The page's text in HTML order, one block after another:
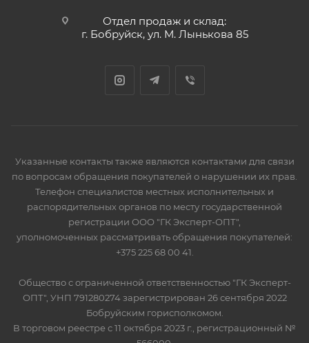
Отдел продаж и склад:
г. Бобруйск, ул. М. Лынькова 85
Указанные контакты также являются контактами для связи
по вопросам обращения покупателей о нарушении их прав.
Телефон специалистов местных исполнительных и
распорядительных органов по месту государственной
регистрации ООО "ГК Эксперт-ОПТ",
уполномоченных рассматривать обращения покупателей:
+375 225 68 00 41.
Общество с ограниченной ответственностью "ГК Эксперт-
ОПТ", УНП 791280274 зарегистрирован 26 сентября 2022
Бобруйским горисполкомом.
В торговом реестре с 11 октября 2023 г., регистрационный №